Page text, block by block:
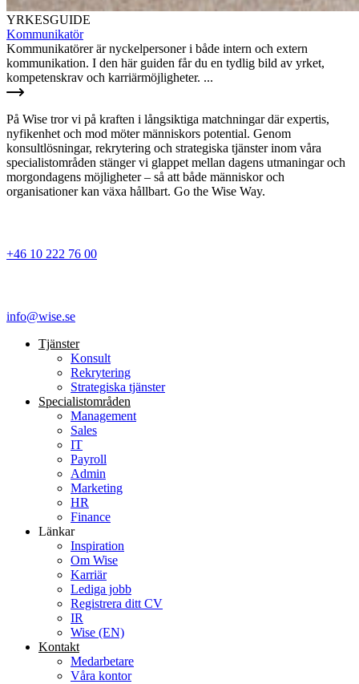
YRKESGUIDE
Kommunikatör
Kommunikatörer är nyckelpersoner i både intern och extern
kommunikation. I den här guiden får du en tydlig bild av yrket,
kompetenskrav och karriärmöjligheter. ...
På Wise tror vi på kraften i långsiktiga matchningar där expertis,
nyfikenhet och mod möter människors potential. Genom
konsultlösningar, rekrytering och strategiska tjänster inom våra
specialistområden stänger vi glappet mellan dagens utmaningar och
morgondagens möjligheter – så att både människor och
organisationer kan växa hållbart. Go the Wise Way.
+46 10 222 76 00
info@wise.se
Tjänster
Konsult
Rekrytering
Strategiska tjänster
Specialist­områden
Management
Sales
IT
Payroll
Admin
Marketing
HR
Finance
Länkar
Inspiration
Om Wise
Karriär
Lediga jobb
Registrera ditt CV
IR
Wise (EN)
Kontakt
Medarbetare
Våra kontor